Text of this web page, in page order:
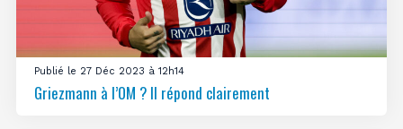
Publié le 27 Déc 2023 à 12h14
Griezmann à l’OM ? Il répond clairement